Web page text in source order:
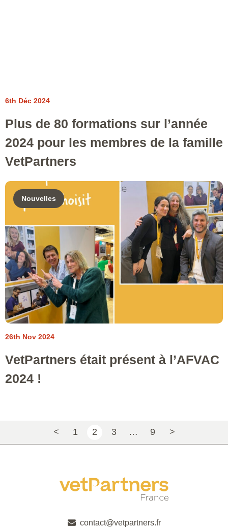
6th Déc 2024
Plus de 80 formations sur l’année
2024 pour les membres de la famille
VetPartners
Nouvelles
26th Nov 2024
VetPartners était présent à l’AFVAC
2024 !
< 1 2 3 … 9 >
contact@vetpartners.fr